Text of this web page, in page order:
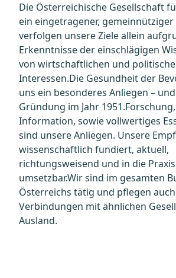
Die Österreichische Gesellschaft
ein eingetragener, gemeinnütziger
verfolgen unsere Ziele allein
Erkenntnisse der einschlägigen
von wirtschaftlichen und
Interessen.Die Gesundheit der
uns ein besonderes Anliegen –
Gründung im Jahr
Information, sowie vollwertiges
sind unsere Anliegen. Unsere
wissenschaftlich fundiert, aktuell,
richtungsweisend und in die
umsetzbar.Wir sind im gesamten
Österreichs tätig und pflegen
Verbindungen mit ähnlichen
Ausland.